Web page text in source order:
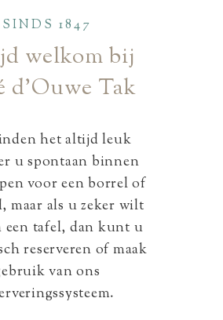
SINDS 1847
welkom bij
d’Ouwe Tak
het altijd leuk
u spontaan binnen
voor een borrel of
maar als u zeker wilt
een tafel, dan kunt u
reserveren of maak
van ons